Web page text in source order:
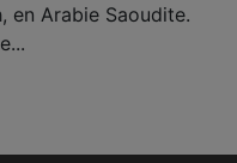
en Arabie Saoudite.